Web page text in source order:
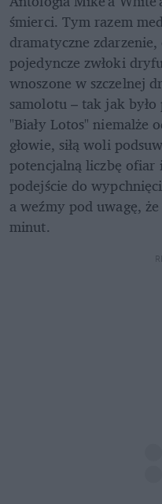
śmierci. Tym razem
dramatyczne
pojedyncze zwłoki
wnoszone w szczelnej
samolotu – tak jak
"Biały Lotos" niemalże
głowie, siłą woli
potencjalną liczbę
podejście do
a weźmy pod uwagę,
minut.